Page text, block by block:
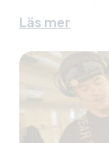
Läs mer